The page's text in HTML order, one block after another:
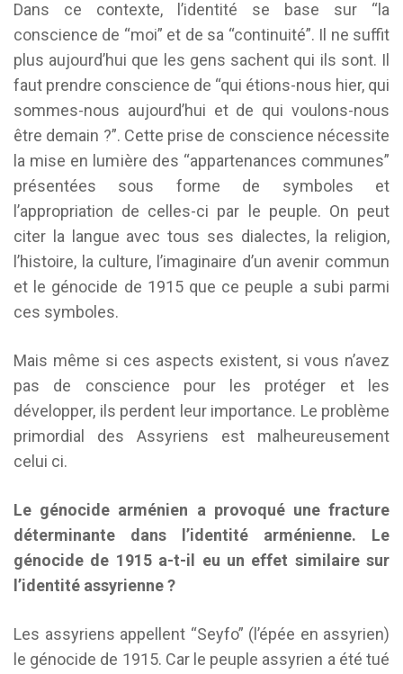
Dans ce contexte, l’identité se base sur “la
conscience de “moi” et de sa “continuité”. Il ne suffit
plus aujourd’hui que les gens sachent qui ils sont. Il
faut prendre conscience de “qui étions-nous hier, qui
sommes-nous aujourd’hui et de qui voulons-nous
être demain ?”. Cette prise de conscience nécessite
la mise en lumière des “appartenances communes”
présentées sous forme de symboles et
l’appropriation de celles-ci par le peuple. On peut
citer la langue avec tous ses dialectes, la religion,
l’histoire, la culture, l’imaginaire d’un avenir commun
et le génocide de 1915 que ce peuple a subi parmi
ces symboles.
Mais même si ces aspects existent, si vous n’avez
pas de conscience pour les protéger et les
développer, ils perdent leur importance. Le problème
primordial des Assyriens est malheureusement
celui ci.
Le génocide arménien a provoqué une fracture
déterminante dans l’identité arménienne. Le
génocide de 1915 a-t-il eu un effet similaire sur
l’identité assyrienne ?
Les assyriens appellent “Seyfo” (l’épée en assyrien)
le génocide de 1915. Car le peuple assyrien a été tué